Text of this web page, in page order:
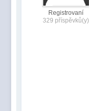
Registrovaní
329 příspěvků(y)